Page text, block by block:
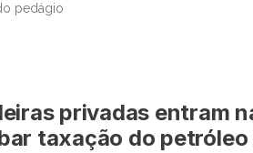
pedágio
privadas entram
taxação do petróleo